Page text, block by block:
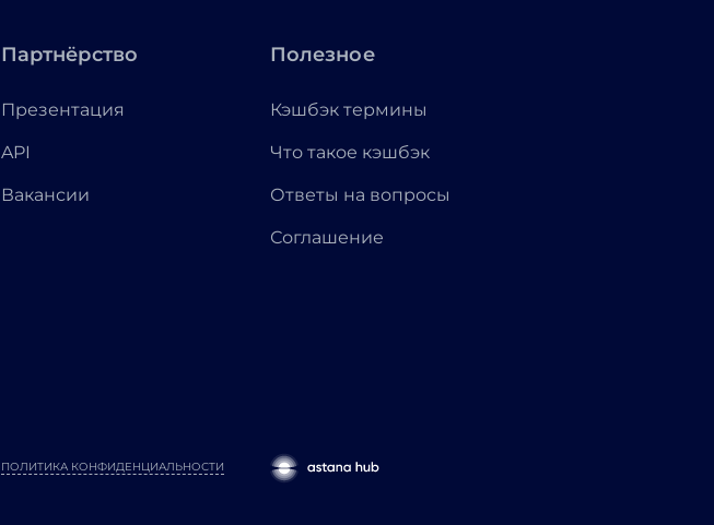
Партнёрство
Презентация
API
Вакансии
Полезное
Кэшбэк термины
Что такое кэшбэк
Ответы на вопросы
Соглашение
ПОЛИТИКА КОНФИДЕНЦИАЛЬНОСТИ